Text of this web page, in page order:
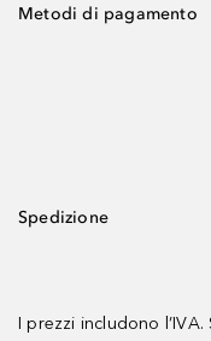
Metodi di pagamento
Spedizione
I prezzi includono